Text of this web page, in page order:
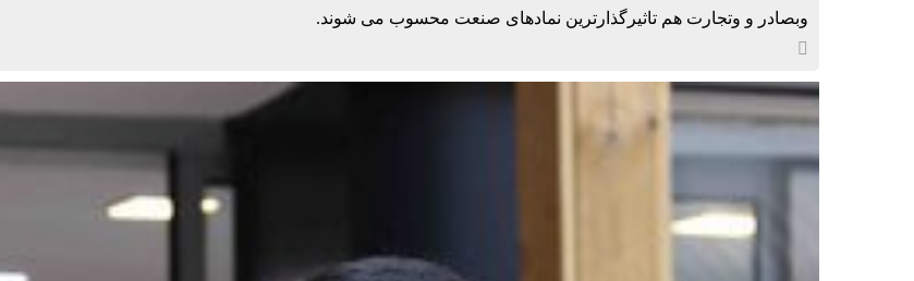
وبصادر و وتجارت هم تاثیرگذارترین نمادهای صنعت محسوب می شوند.